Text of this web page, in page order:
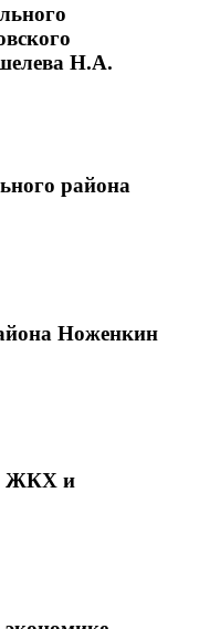
Н.А.
района
Ноженкин
ЖКХ и